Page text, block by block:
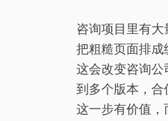
咨询项目里有大
把粗糙页面排成
这会改变咨询
到多个版本，合
这一步有价值，